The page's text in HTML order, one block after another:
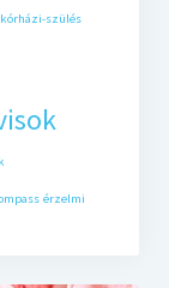
kórházi-szülés
érzelmi